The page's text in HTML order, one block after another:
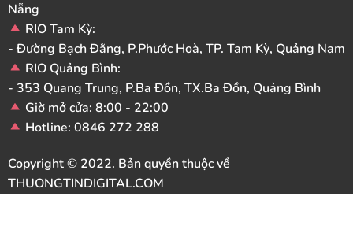
Nẵng
RIO Tam Kỳ:
- Đường Bạch Đằng, P.Phước Hoà, TP. Tam Kỳ, Quảng Nam
RIO Quảng Bình:
- 353 Quang Trung, P.Ba Đồn, TX.Ba Đồn, Quảng Bình
Giờ mở cửa: 8:00 - 22:00
Hotline: 0846 272 288
Copyright © 2022. Bản quyền thuộc về
THUONGTINDIGITAL.COM